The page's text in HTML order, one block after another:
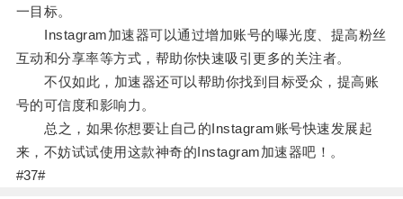
一目标。
Instagram加速器可以通过增加账号的曝光度、提高粉丝
互动和分享率等方式，帮助你快速吸引更多的关注者。
不仅如此，加速器还可以帮助你找到目标受众，提高账
号的可信度和影响力。
总之，如果你想要让自己的Instagram账号快速发展起
来，不妨试试使用这款神奇的Instagram加速器吧！。
#37#